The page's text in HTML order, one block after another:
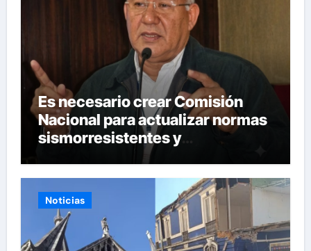
Es necesario crear Comisión
Nacional para actualizar normas
sismorresistentes y
planificación urbana
Noticias